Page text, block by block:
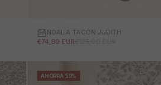
SANDALIA TACÓN JUDITH
PRECIO DE OFERTA
€74,99 EURPRECIO NORMAL
€125,00 EUR
AHORRA 50%